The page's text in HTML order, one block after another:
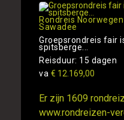
Rondreis
Sawadee
Groepsrondreis fair
spitsberge...
Reisduur: 15 dagen
va € 12.169,00
Er zijn 1609
www.rondreizen-